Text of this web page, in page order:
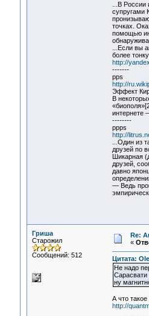
...В
супругами
точках.
помощью
...Если вы
более
http://
-------
pps
http://
Эффект
В
интернете
--------
ppps
http://
...Один из
друзей по
Шикарная
друзей,
давно
— Ведь
Гриша
Старожил
Сообщений: 512
Re:
«
Цитата:
Не надо
Сарасвати
ну
А что
http://